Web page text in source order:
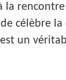
la
célèbre la
un